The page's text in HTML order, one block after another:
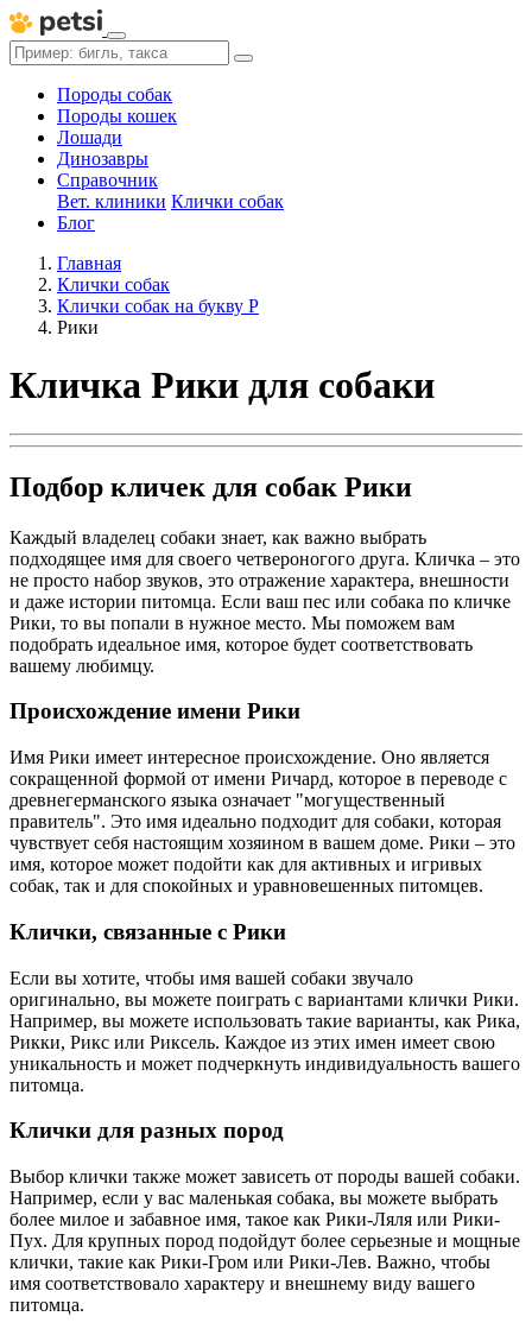
Породы собак
Породы кошек
Лошади
Динозавры
Справочник
Вет. клиники Клички собак
Блог
Главная
Клички собак
Клички собак на букву Р
Рики
Кличка Рики для собаки
Подбор кличек для собак Рики
Каждый владелец собаки знает, как важно выбрать
подходящее имя для своего четвероногого друга. Кличка – это
не просто набор звуков, это отражение характера, внешности
и даже истории питомца. Если ваш пес или собака по кличке
Рики, то вы попали в нужное место. Мы поможем вам
подобрать идеальное имя, которое будет соответствовать
вашему любимцу.
Происхождение имени Рики
Имя Рики имеет интересное происхождение. Оно является
сокращенной формой от имени Ричард, которое в переводе с
древнегерманского языка означает "могущественный
правитель". Это имя идеально подходит для собаки, которая
чувствует себя настоящим хозяином в вашем доме. Рики – это
имя, которое может подойти как для активных и игривых
собак, так и для спокойных и уравновешенных питомцев.
Клички, связанные с Рики
Если вы хотите, чтобы имя вашей собаки звучало
оригинально, вы можете поиграть с вариантами клички Рики.
Например, вы можете использовать такие варианты, как Рика,
Рикки, Рикс или Риксель. Каждое из этих имен имеет свою
уникальность и может подчеркнуть индивидуальность вашего
питомца.
Клички для разных пород
Выбор клички также может зависеть от породы вашей собаки.
Например, если у вас маленькая собака, вы можете выбрать
более милое и забавное имя, такое как Рики-Ляля или Рики-
Пух. Для крупных пород подойдут более серьезные и мощные
клички, такие как Рики-Гром или Рики-Лев. Важно, чтобы
имя соответствовало характеру и внешнему виду вашего
питомца.